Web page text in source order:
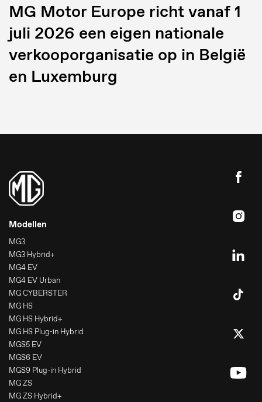
MG Motor Europe richt vanaf 1
juli 2026 een eigen nationale
verkooporganisatie op in België
en Luxemburg
Modellen
MG3
MG3 Hybrid+
MG4 EV
MG4 EV Urban
MG CYBERSTER
MG HS
MG HS Hybrid+
MG HS Plug-in Hybrid
MGS5 EV
MGS6 EV
MGS9 Plug-in Hybrid
MG ZS
MG ZS Hybrid+